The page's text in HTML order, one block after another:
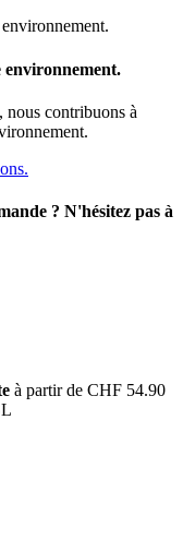
environnement.
nous contribuons à
? N'hésitez pas à
à partir de CHF 54.90